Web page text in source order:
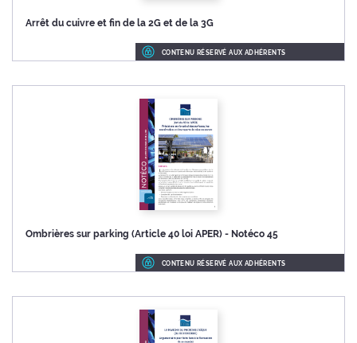
Arrêt du cuivre et fin de la 2G et de la 3G
CONTENU RÉSERVÉ AUX ADHÉRENTS
Ombrières sur parking (Article 40 loi APER) - Notéco 45
CONTENU RÉSERVÉ AUX ADHÉRENTS